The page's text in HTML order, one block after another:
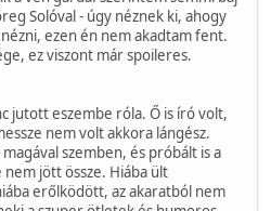
Solóval - úgy néznek ki, ahogy
ezen én nem akadtam fent.
ez viszont már spoileres.
jutott eszembe róla. Ő is író volt,
nem volt akkora lángész.
szemben, és próbált is a
jött össze. Hiába ült
erőlködött, az akaratból nem